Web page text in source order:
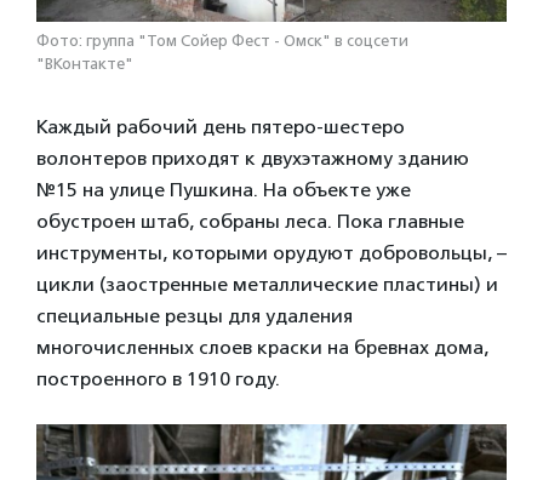
Фото: группа "Том Сойер Фест - Омск" в соцсети
"ВКонтакте"
Каждый рабочий день пятеро-шестеро
волонтеров приходят к двухэтажному зданию
№15 на улице Пушкина. На объекте уже
обустроен штаб, собраны леса. Пока главные
инструменты, которыми орудуют добровольцы, –
цикли (заостренные металлические пластины) и
специальные резцы для удаления
многочисленных слоев краски на бревнах дома,
построенного в 1910 году.